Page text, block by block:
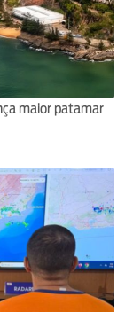
maior patamar